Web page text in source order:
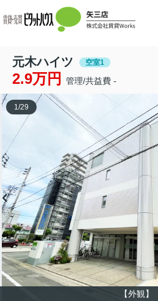
元木ハイツ 空室1
2.9万円 管理/共益費 -
【外観】
1/29